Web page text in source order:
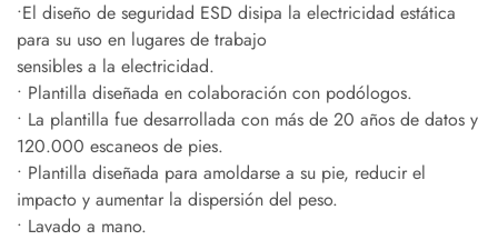
•El diseño de seguridad ESD disipa la electricidad estática
para su uso en lugares de trabajo
sensibles a la electricidad.
• Plantilla diseñada en colaboración con podólogos.
• La plantilla fue desarrollada con más de 20 años de datos y
120.000 escaneos de pies.
• Plantilla diseñada para amoldarse a su pie, reducir el
impacto y aumentar la dispersión del peso.
• Lavado a mano.